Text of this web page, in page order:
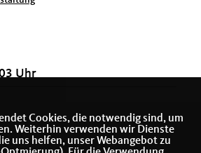
Uhr
Cookies, die notwendig sind, um
Weiterhin verwenden wir Dienste
uns helfen, unser Webangebot zu